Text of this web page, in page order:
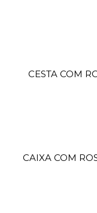
CESTA COM
CAIXA COM